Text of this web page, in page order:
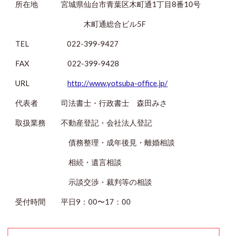
所在地 宮城県仙台市青葉区木町通1丁目8番10号
木町通総合ビル5F
TEL 022-399-9427
FAX 022-399-9428
URL http://www.yotsuba-office.jp/
代表者 司法書士・行政書士 森田みさ
取扱業務 不動産登記・会社法人登記
債務整理・成年後見・離婚相談
相続・遺言相談
示談交渉・裁判等の相談
受付時間 平日9：00〜17：00